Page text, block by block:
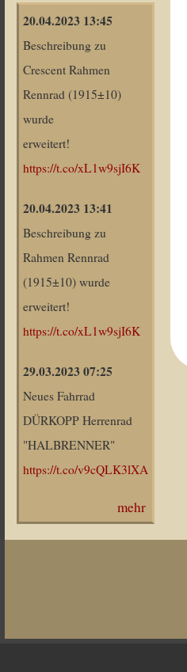
20.04.2023 13:45
Beschreibung zu
Crescent Rahmen
Rennrad (1915±10)
wurde
erweitert!
https://t.co/xL1w9sjI6K
20.04.2023 13:41
Beschreibung zu
Rahmen Rennrad
(1915±10) wurde
erweitert!
https://t.co/xL1w9sjI6K
29.03.2023 07:25
Neues Fahrrad
DÜRKOPP Herrenrad
"HALBRENNER"
https://t.co/v9cQLK3lXA
mehr